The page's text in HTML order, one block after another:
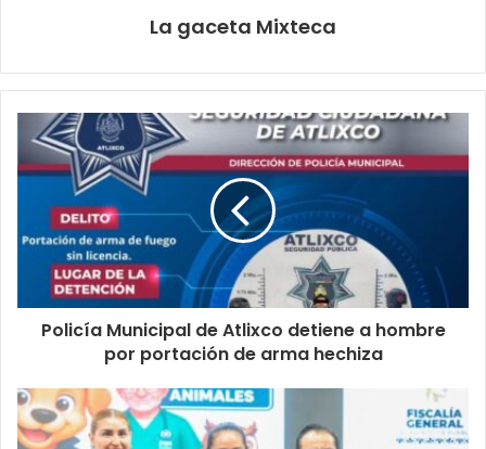
La gaceta Mixteca
Policía Municipal de Atlixco detiene a hombre
por portación de arma hechiza